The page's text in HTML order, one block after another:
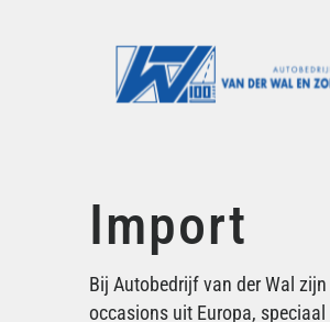
Import
Bij Autobedrijf van der Wal
occasions uit Europa,